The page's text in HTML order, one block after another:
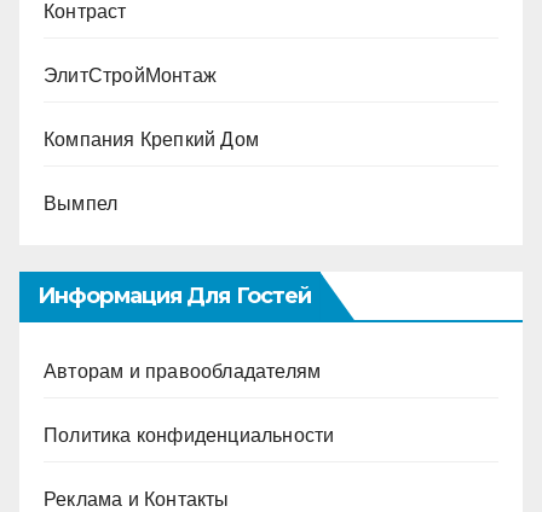
Контраст
ЭлитСтройМонтаж
Компания Крепкий Дом
Вымпел
Информация Для Гостей
Авторам и правообладателям
Политика конфиденциальности
Реклама и Контакты